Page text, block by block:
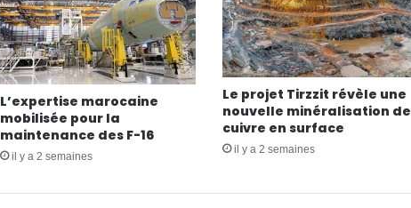
L’expertise marocaine
mobilisée pour la
maintenance des F-16
il y a 2 semaines
Le projet Tirzzit révèle une
nouvelle minéralisation de
cuivre en surface
il y a 2 semaines